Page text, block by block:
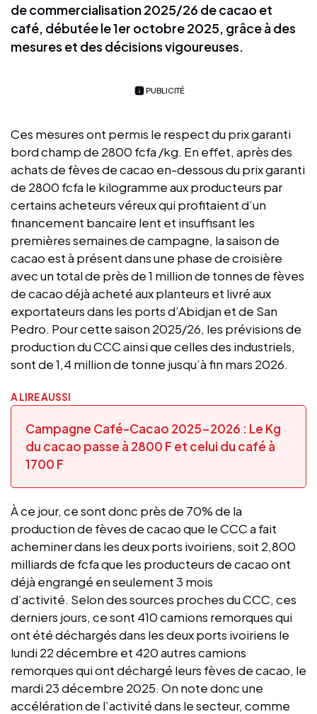
de commercialisation 2025/26 de cacao et
café, débutée le 1er octobre 2025, grâce à des
mesures et des décisions vigoureuses.
PUBLICITÉ
Ces mesures ont permis le respect du prix garanti
bord champ de 2800 fcfa /kg. En effet, après des
achats de fèves de cacao en-dessous du prix garanti
de 2800 fcfa le kilogramme aux producteurs par
certains acheteurs véreux qui profitaient d’un
financement bancaire lent et insuffisant les
premières semaines de campagne, la saison de
cacao est à présent dans une phase de croisière
avec un total de près de 1 million de tonnes de fèves
de cacao déjà acheté aux planteurs et livré aux
exportateurs dans les ports d’Abidjan et de San
Pedro. Pour cette saison 2025/26, les prévisions de
production du CCC ainsi que celles des industriels,
sont de 1,4 million de tonne jusqu’à fin mars 2026.
A LIRE AUSSI
Campagne Café-Cacao 2025-2026 : Le Kg
du cacao passe à 2800 F et celui du café à
1700 F
À ce jour, ce sont donc près de 70% de la
production de fèves de cacao que le CCC a fait
acheminer dans les deux ports ivoiriens, soit 2,800
milliards de fcfa que les producteurs de cacao ont
déjà engrangé en seulement 3 mois
d’activité. Selon des sources proches du CCC, ces
derniers jours, ce sont 410 camions remorques qui
ont été déchargés dans les deux ports ivoiriens le
lundi 22 décembre et 420 autres camions
remorques qui ont déchargé leurs fèves de cacao, le
mardi 23 décembre 2025. On note donc une
accélération de l’activité dans le secteur, comme